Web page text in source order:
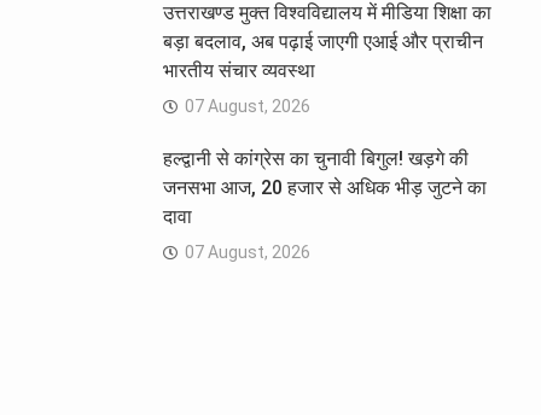
उत्तराखण्ड मुक्त विश्वविद्यालय में मीडिया शिक्षा का
बड़ा बदलाव, अब पढ़ाई जाएगी एआई और प्राचीन
भारतीय संचार व्यवस्था
07 August, 2026
हल्द्वानी से कांग्रेस का चुनावी बिगुल! खड़गे की
जनसभा आज, 20 हजार से अधिक भीड़ जुटने का
दावा
07 August, 2026